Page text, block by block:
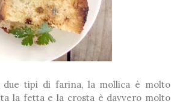
due tipi di farina, la mollica è molto
la fetta e la crosta è davvero molto